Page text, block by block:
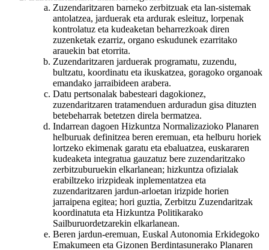
Zuzendaritzaren barneko zerbitzuak eta lan-sistemak
antolatzea, jarduerak eta ardurak esleituz, lorpenak
kontrolatuz eta kudeaketan beharrezkoak diren
zuzenketak ezarriz, organo eskudunek ezarritako
arauekin bat etorrita.
Zuzendaritzaren jarduerak programatu, zuzendu,
bultzatu, koordinatu eta ikuskatzea, goragoko organoak
emandako jarraibideen arabera.
Datu pertsonalak babesteari dagokionez,
zuzendaritzaren tratamenduen arduradun gisa dituzten
betebeharrak betetzen direla bermatzea.
Indarrean dagoen Hizkuntza Normalizazioko Planaren
helburuak definitzea beren eremuan, eta helburu horiek
lortzeko ekimenak garatu eta ebaluatzea, euskararen
kudeaketa integratua gauzatuz bere zuzendaritzako
zerbitzuburuekin elkarlanean; hizkuntza ofizialak
erabiltzeko irizpideak inplementatzea eta
zuzendaritzaren jardun-arloetan irizpide horien
jarraipena egitea; hori guztia, Zerbitzu Zuzendaritzak
koordinatuta eta Hizkuntza Politikarako
Sailburuordetzarekin elkarlanean.
Beren jardun-eremuan, Euskal Autonomia Erkidegoko
Emakumeen eta Gizonen Berdintasunerako Planaren